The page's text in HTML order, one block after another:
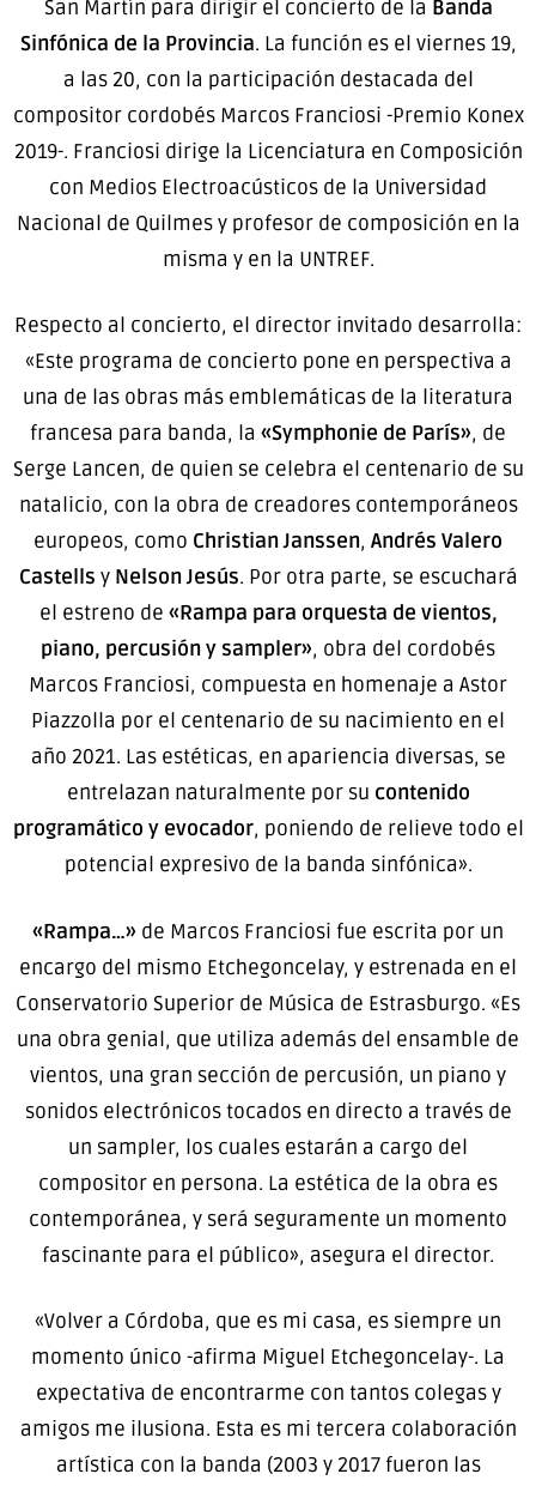
San Martín para dirigir el concierto de la Banda
Sinfónica de la Provincia. La función es el viernes 19,
a las 20, con la participación destacada del
compositor cordobés Marcos Franciosi -Premio Konex
2019-. Franciosi dirige la Licenciatura en Composición
con Medios Electroacústicos de la Universidad
Nacional de Quilmes y profesor de composición en la
misma y en la UNTREF.
Respecto al concierto, el director invitado desarrolla:
«Este programa de concierto pone en perspectiva a
una de las obras más emblemáticas de la literatura
francesa para banda, la «Symphonie de París», de
Serge Lancen, de quien se celebra el centenario de su
natalicio, con la obra de creadores contemporáneos
europeos, como Christian Janssen, Andrés Valero
Castells y Nelson Jesús. Por otra parte, se escuchará
el estreno de «Rampa para orquesta de vientos,
piano, percusión y sampler», obra del cordobés
Marcos Franciosi, compuesta en homenaje a Astor
Piazzolla por el centenario de su nacimiento en el
año 2021. Las estéticas, en apariencia diversas, se
entrelazan naturalmente por su contenido
programático y evocador, poniendo de relieve todo el
potencial expresivo de la banda sinfónica».
«Rampa…» de Marcos Franciosi fue escrita por un
encargo del mismo Etchegoncelay, y estrenada en el
Conservatorio Superior de Música de Estrasburgo. «Es
una obra genial, que utiliza además del ensamble de
vientos, una gran sección de percusión, un piano y
sonidos electrónicos tocados en directo a través de
un sampler, los cuales estarán a cargo del
compositor en persona. La estética de la obra es
contemporánea, y será seguramente un momento
fascinante para el público», asegura el director.
«Volver a Córdoba, que es mi casa, es siempre un
momento único -afirma Miguel Etchegoncelay-. La
expectativa de encontrarme con tantos colegas y
amigos me ilusiona. Esta es mi tercera colaboración
artística con la banda (2003 y 2017 fueron las